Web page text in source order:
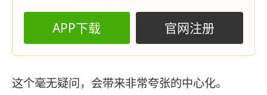
APP下载 官网注册
这个毫无疑问，会带来非常夸张的中心化。